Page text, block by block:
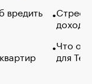
вредить
Что
для